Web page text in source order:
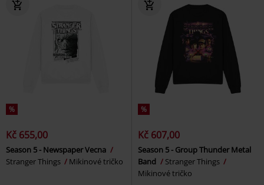
%
Kč 655,00
Season 5 - Newspaper Vecna
Stranger Things
Mikinové tričko
%
Kč 607,00
Season 5 - Group Thunder Metal
Band
Stranger Things
Mikinové tričko